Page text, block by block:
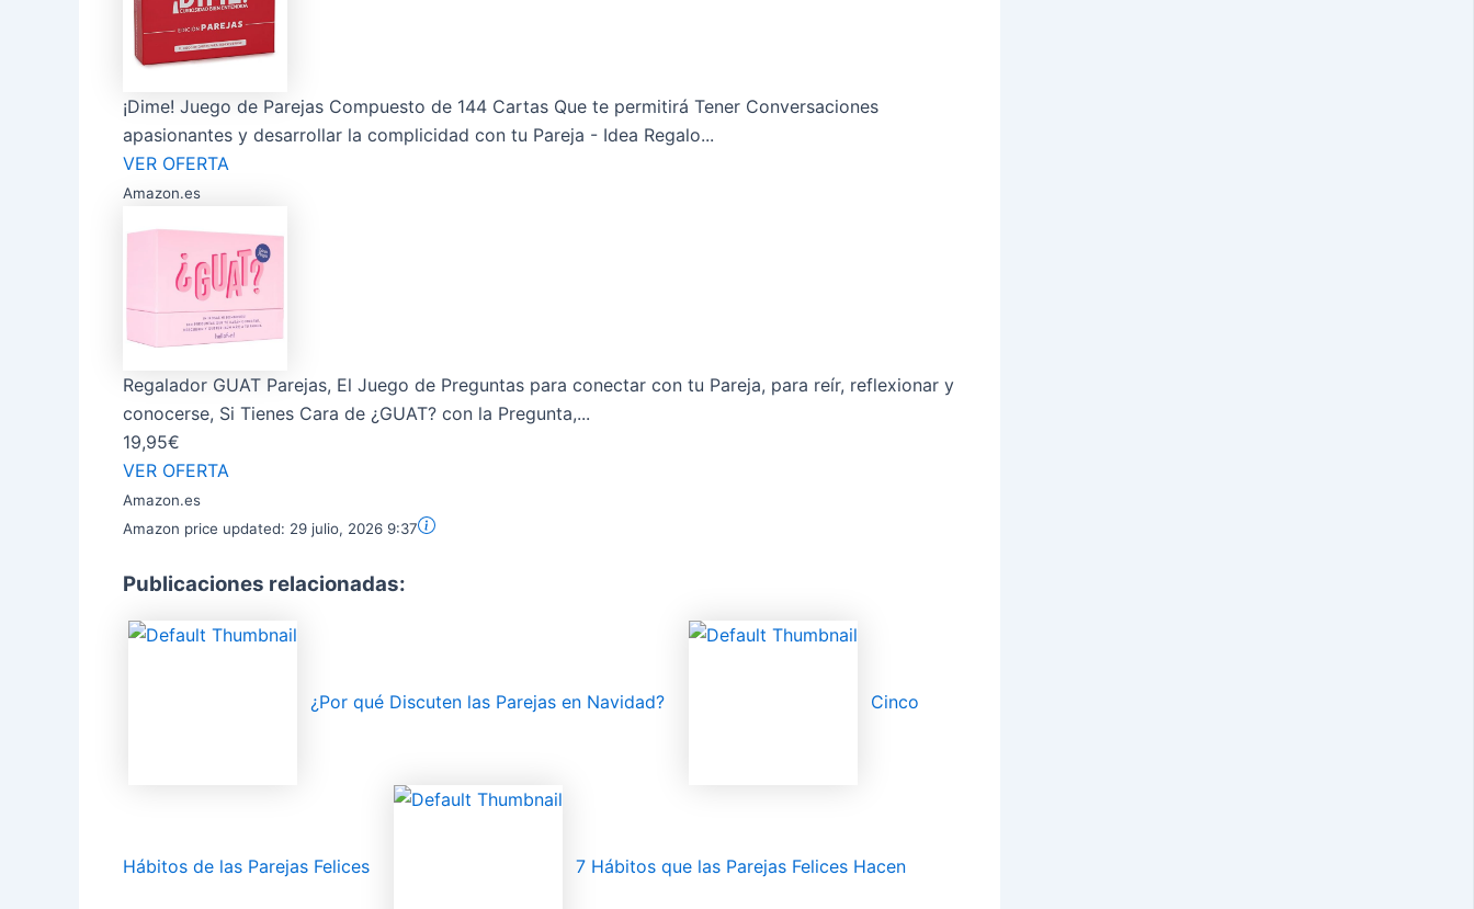
¡Dime! Juego de Parejas Compuesto de 144 Cartas Que te permitirá Tener Conversaciones
apasionantes y desarrollar la complicidad con tu Pareja - Idea Regalo...
VER OFERTA
Amazon.es
Regalador GUAT Parejas, El Juego de Preguntas para conectar con tu Pareja, para reír, reflexionar y
conocerse, Si Tienes Cara de ¿GUAT? con la Pregunta,...
19,95€
VER OFERTA
Amazon.es
Amazon price updated: 29 julio, 2026 9:37
Publicaciones relacionadas:
¿Por qué Discuten las Parejas en Navidad? Cinco
Hábitos de las Parejas Felices 7 Hábitos que las Parejas Felices Hacen